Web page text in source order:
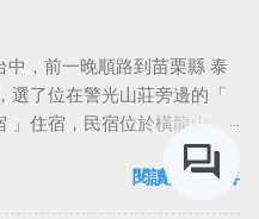
沿著樟公巷右轉進去，順著
樟公廟 （快要上到廟前的道
裡有停車場跟廁所，如果是
以將車停在這裡，再往山上
看夕陽夜景的「 尖後土地公
，共有36峰布列在武夷溪兩
九曲，乘竹筏游溪，可兼
年武夷山被聯合國教科文組
遺產名錄 》，成為世界文化
山 並稱為 中國五嶽 。自古
而泰山在東，因此被歷代封
巍巍而封禪祭祀的地方。
被尊為 五嶽之首 。 五嶽，是
五個方位，五處山巒，承載
中，前一晚順路到苗栗縣 泰
選了位在警光山莊旁邊的「
」住宿，民宿位於橫龍山、
的 汶水溪谷 之中，旁邊就是
，而警光山莊是泰安溫泉的
溫泉可以說是相當純正的。
閱讀完整內容